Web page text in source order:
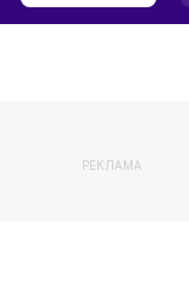
РЕКЛАМА